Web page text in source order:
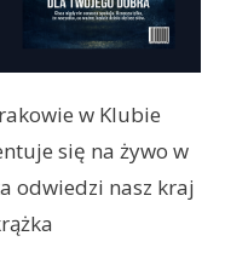
w Klubie
się na żywo w
odwiedzi nasz kraj